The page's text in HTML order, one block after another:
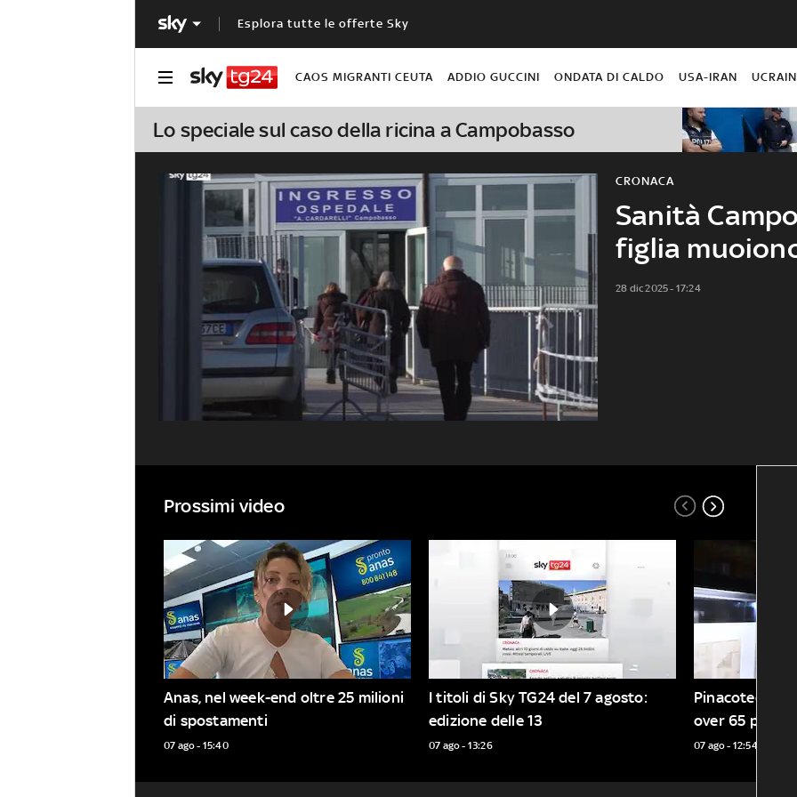
Esplora tutte le offerte Sky
CAOS MIGRANTI CEUTA ADDIO GUCCINI ONDATA DI CALDO USA-IRAN
Lo speciale sul caso della ricina a Campobasso
Sanità
figlia
CRONACA
28 dic 2025 - 17:24
Prossimi video
Anas, nel week-end oltre 25 milioni
di spostamenti
07 ago - 15:40
I titoli di Sky TG24 del 7 agosto:
edizione delle 13
07 ago - 13:26
Pinacoteca
over 65 per
Mons. Navoni:
07 ago - 12:54